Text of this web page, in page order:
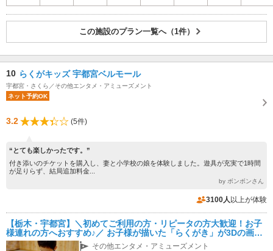
この施設のプラン一覧へ（1件）
10 らくがキッズ 宇都宮ベルモール
宇都宮・さくら／その他エンタメ・アミューズメント
ネット予約OK
3.2 (5件)
“とても楽しかったです。”
付き添いのチケットを購入し、妻と小学校の娘を体験しました。遊具が充実で1時間
が足りらず、結局追加料金...
by ボンボンさん
3100人 以上が体験
【栃木・宇都宮】＼初めてご利用の方・リピータの方大歓迎！お子
様連れの方へおすすめ♪／ お子様が描いた「らくがき」が3Dの画像
となり、施設内で遊ぶとらくがきが成長して進化していきます！！
その他エンタメ・アミューズメント